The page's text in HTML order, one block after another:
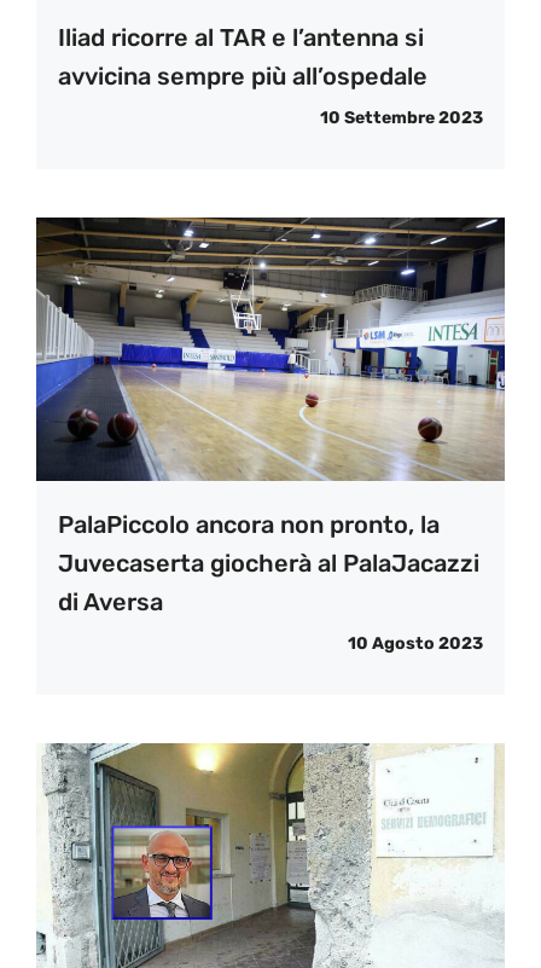
Iliad ricorre al TAR e l’antenna si
avvicina sempre più all’ospedale
10 Settembre 2023
PalaPiccolo ancora non pronto, la
Juvecaserta giocherà al PalaJacazzi
di Aversa
10 Agosto 2023